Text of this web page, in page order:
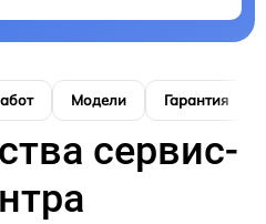
Модели Гарантия
сервис-